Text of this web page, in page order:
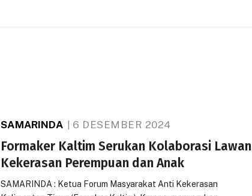
SAMARINDA 6 DESEMBER 2024
Formaker Kaltim Serukan Kolaborasi Lawan
Kekerasan Perempuan dan Anak
SAMARINDA : Ketua Forum Masyarakat Anti Kekerasan